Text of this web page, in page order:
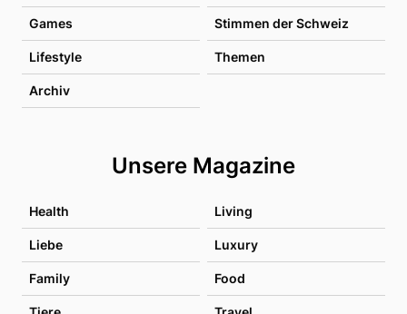
Games Stimmen der Schweiz
Lifestyle Themen
Archiv
Unsere Magazine
Health Living
Liebe Luxury
Family Food